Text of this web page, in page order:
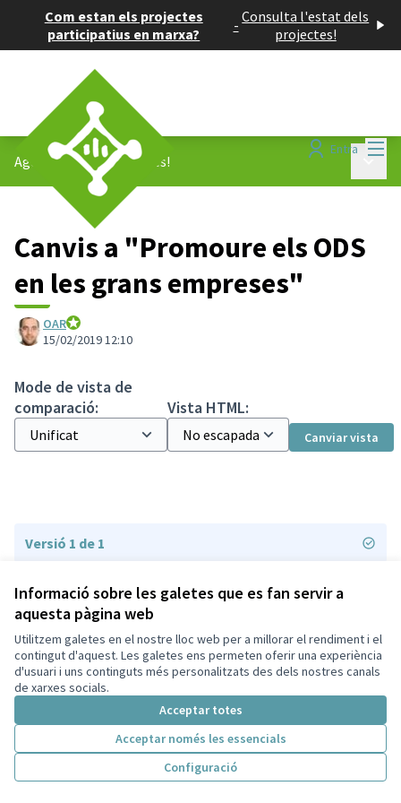
Informació sobre les galetes que es fan servir a
aquesta pàgina web
Utilitzem galetes en el nostre lloc web per a millorar el rendiment i el
contingut d'aquest. Les galetes ens permeten oferir una experiència
d'usuari i uns continguts més personalitzats des dels nostres canals
de xarxes socials.
Acceptar totes
Acceptar només les essencials
Configuració
Com estan els projectes
participatius en marxa?
- Consulta l'estat dels
projectes!
Entra
Agenda 2030/Propostes!
Canvis a "Promoure els ODS
en les grans empreses"
OAR
Ajuntament de Sant Cugat
15/02/2019 12:10
Mode de vista de
comparació:
Vista HTML:
Canviar vista
Versió 1 de 1
Termes i condicions d'ús
Configuració de les galetes
Decidim Sant Cugat a X
(Enllaç extern)
Decidim Sant Cugat a Facebook
Decidim Sant Cugat a Instagram
Decidim Sant Cugat a GitHub
(Enllaç extern)
Web creada ambprogramari lliure .
Amb
(Enllaç